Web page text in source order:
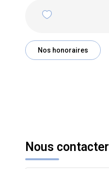
Nos honoraires
Nous contacter